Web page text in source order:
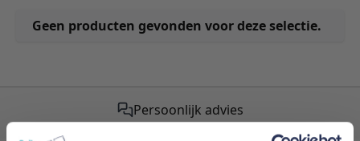
Geen producten gevonden voor deze selectie.
Persoonlijk advies